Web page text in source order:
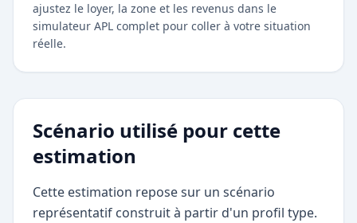
ajustez le loyer, la zone et les revenus dans le
simulateur APL complet pour coller à votre situation
réelle.
Scénario utilisé pour cette
estimation
Cette estimation repose sur un scénario
représentatif construit à partir d'un profil type.